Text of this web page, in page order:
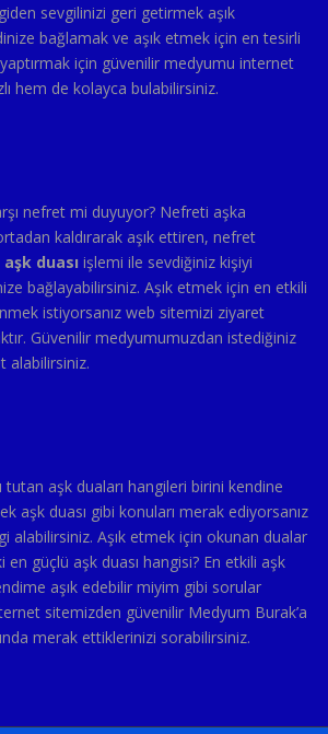
sevgilinizi geri getirmek aşık
bağlamak ve aşık etmek için en tesirli
için güvenilir medyumu internet
hem de kolayca bulabilirsiniz.
nefret mi duyuyor? Nefreti aşka
kaldırarak aşık ettiren, nefret
aşk duası işlemi ile sevdiğiniz kişiyi
bağlayabilirsiniz. Aşık etmek için en etkili
istiyorsanız web sitemizi ziyaret
Güvenilir medyumumuzdan istediğiniz
alabilirsiniz.
tutan aşk duaları hangileri birini kendine
aşk duası gibi konuları merak ediyorsanız
alabilirsiniz. Aşık etmek için okunan dualar
en güçlü aşk duası hangisi? En etkili aşk
aşık edebilir miyim gibi sorular
sitemizden güvenilir Medyum Burak’a
merak ettiklerinizi sorabilirsiniz.